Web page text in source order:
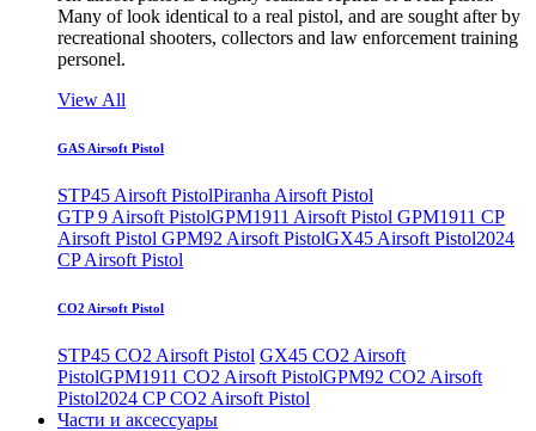
Many of look identical to a real pistol, and are sought after by
recreational shooters, collectors and law enforcement training
personel.
View All
GAS Airsoft Pistol
STP45 Airsoft PistolPiranha Airsoft Pistol
GTP 9 Airsoft PistolGPM1911 Airsoft Pistol GPM1911 CP
Airsoft Pistol GPM92 Airsoft PistolGX45 Airsoft Pistol2024
CP Airsoft Pistol
CO2 Airsoft Pistol
STP45 CO2 Airsoft Pistol GX45 CO2 Airsoft
PistolGPM1911 CO2 Airsoft PistolGPM92 CO2 Airsoft
Pistol2024 CP CO2 Airsoft Pistol
Части и аксессуары